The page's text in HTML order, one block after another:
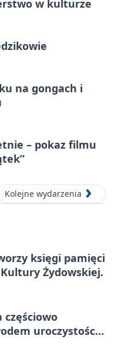
w kulturze
na gongach i
– pokaz filmu
Kolejne wydarzenia
księgi pamięci
Żydowskiej.
częściowo
uroczystości